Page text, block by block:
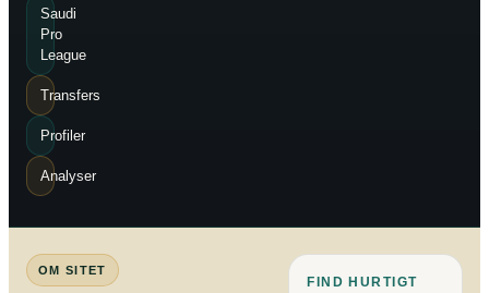
Saudi
Pro
League
Transfers
Profiler
Analyser
OM SITET
FIND HURTIGT